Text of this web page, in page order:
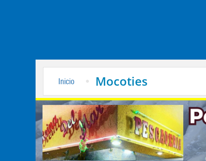
Inicio Mocoties